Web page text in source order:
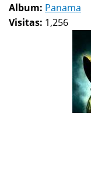
Album: Panama
Visitas: 1,256